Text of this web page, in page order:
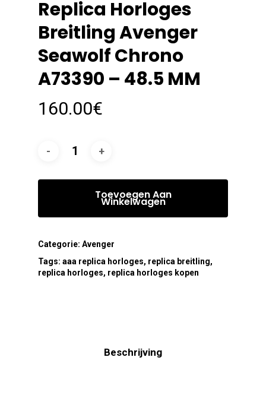
Replica Horloges
Breitling Avenger
Seawolf Chrono
A73390 – 48.5 MM
160.00€
Toevoegen Aan
Winkelwagen
Categorie: Avenger
Tags: aaa replica horloges, replica breitling,
replica horloges, replica horloges kopen
Beschrijving